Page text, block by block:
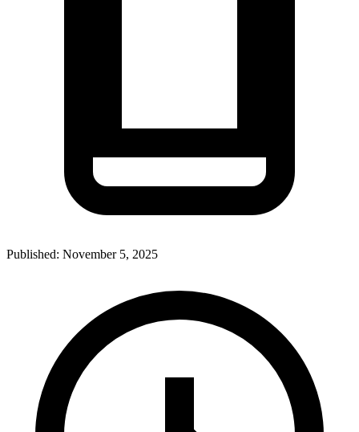
Published: November 5, 2025